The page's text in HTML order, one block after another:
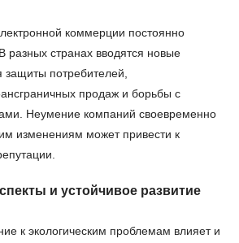
коммерции постоянно
разных странах вводятся новые
потребителей,
продаж и борьбы с
Неумение компаний своевременно
изменениям может привести к
и устойчивое развитие
к экологическим проблемам влияет и